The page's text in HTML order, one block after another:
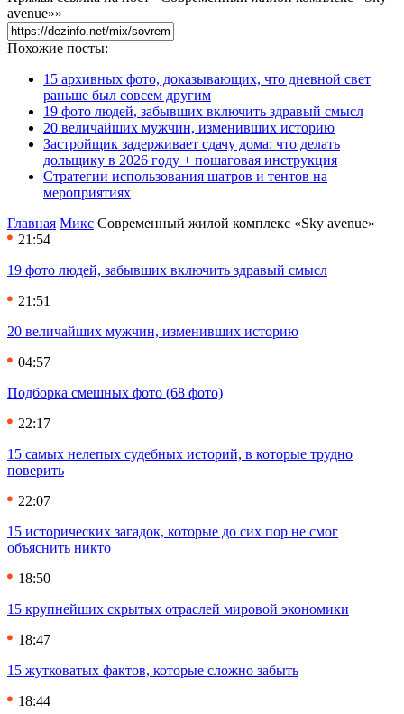
avenue»»
Похожие посты:
15 архивных фото, доказывающих, что дневной свет
раньше был совсем другим
19 фото людей, забывших включить здравый смысл
20 величайших мужчин, изменивших историю
Застройщик задерживает сдачу дома: что делать
дольщику в 2026 году + пошаговая инструкция
Стратегии использования шатров и тентов на
мероприятиях
Главная Микс Современный жилой комплекс «Sky avenue»
21:54
19 фото людей, забывших включить здравый смысл
21:51
20 величайших мужчин, изменивших историю
04:57
Подборка смешных фото (68 фото)
22:17
15 самых нелепых судебных историй, в которые трудно
поверить
22:07
15 исторических загадок, которые до сих пор не смог
объяснить никто
18:50
15 крупнейших скрытых отраслей мировой экономики
18:47
15 жутковатых фактов, которые сложно забыть
18:44